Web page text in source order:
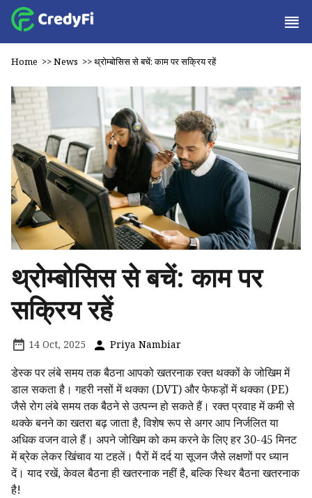
Home >>News >>थ्रोम्बोसिस से बचें: काम पर सक्रिय रहें
थ्रोम्बोसिस से बचें: काम पर
सक्रिय रहें
14 Oct, 2025 Priya Nambiar
डेस्क पर लंबे समय तक बैठना आपको खतरनाक रक्त थक्कों के जोखिम में
डाल सकता है। गहरी नसों में थक्का (DVT) और फेफड़ों में थक्का (PE)
जैसे रोग लंबे समय तक बैठने से उत्पन्न हो सकते हैं। रक्त प्रवाह में कमी से
थक्के बनने का खतरा बढ़ जाता है, विशेष रूप से अगर आप निर्जलित या
अधिक वजन वाले हैं। अपने जोखिम को कम करने के लिए हर 30-45 मिनट
में ब्रेक लेकर खिंचाव या टहलें। पैरों में दर्द या सूजन जैसे लक्षणों पर ध्यान
दें। याद रखें, केवल बैठना ही खतरनाक नहीं है, बल्कि स्थिर बैठना खतरनाक
है!